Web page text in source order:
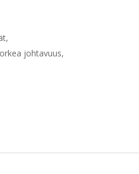
johtavuus,